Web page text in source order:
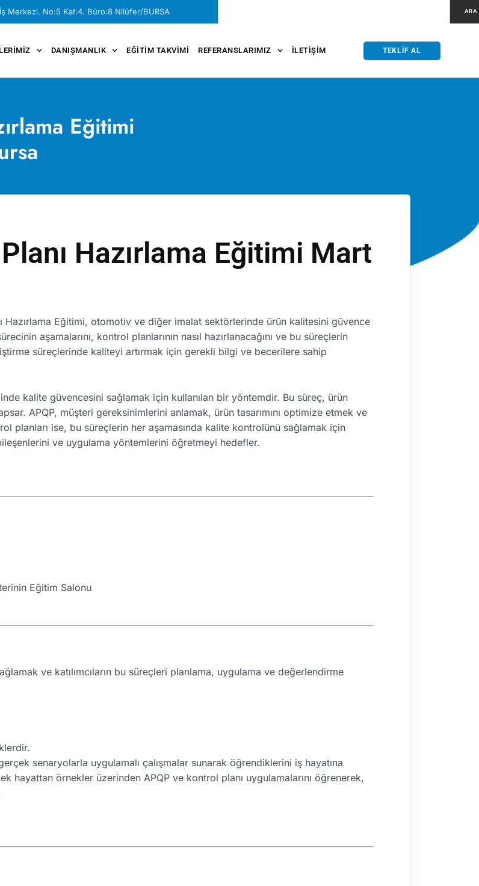
Merkezi. No:5 Kat:4. Büro:8 Nilüfer/BURSA ARA
DANIŞMANLIK EĞITIM TAKVIMI REFERANSLARIMIZ İLETIŞIM TEKLIF AL
Eğitimi
Hazırlama Eğitimi Mart
Hazırlama Eğitimi, otomotiv ve diğer imalat sektörlerinde ürün kalitesini güvence
aşamalarını, kontrol planlarının nasıl hazırlanacağını ve bu süreçlerin
süreçlerinde kaliteyi artırmak için gerekli bilgi ve becerilere sahip
kalite güvencesini sağlamak için kullanılan bir yöntemdir. Bu süreç, ürün
APQP, müşteri gereksinimlerini anlamak, ürün tasarımını optimize etmek ve
planları ise, bu süreçlerin her aşamasında kalite kontrolünü sağlamak için
ve uygulama yöntemlerini öğretmeyi hedefler.
Eğitim Salonu
ve katılımcıların bu süreçleri planlama, uygulama ve değerlendirme
senaryolarla uygulamalı çalışmalar sunarak öğrendiklerini iş hayatına
hayattan örnekler üzerinden APQP ve kontrol planı uygulamalarını öğrenerek,